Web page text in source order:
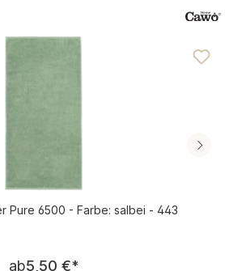
von 4.89 von 5 Sternen
Pure 6500 - Farbe: salbei - 443
Regulärer Preis:
ab5,50 €*